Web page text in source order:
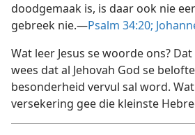
doodgemaak is, is daar ook nie
gebreek nie.—Psalm 34:20;
Wat leer Jesus se woorde ons?
wees dat al Jehovah God se
besonderheid vervul sal word.
versekering gee die kleinste